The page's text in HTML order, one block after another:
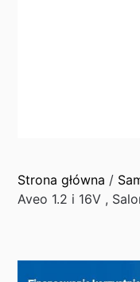
Strona główna /
Aveo 1.2 i 16V ,